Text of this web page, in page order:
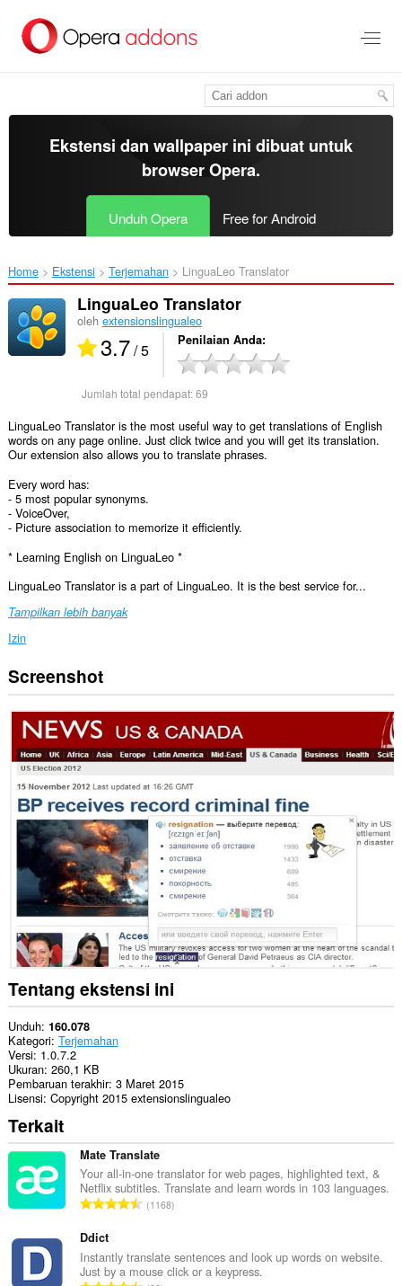
konten
Ekstensi dan wallpaper ini dibuat untuk
browser Opera.
Unduh Opera Free for Android
Home Ekstensi Terjemahan LinguaLeo Translator‎
LinguaLeo Translator
oleh extensionslingualeo
3.7/ 5 Penilaian Anda
Jumlah total pendapat:69
LinguaLeo Translator is the most useful way to get translations of English
words on any page online. Just click twice and you will get its translation.
Our extension also allows you to translate phrases.
Every word has:
- 5 most popular synonyms.
- VoiceOver,
- Picture association to memorize it efficiently.
* Learning English on LinguaLeo *
LinguaLeo Translator is a part of LinguaLeo. It is the best service for...
Tampilkan lebih banyak
Izin
Ekstensi
ini
mengakses
data
Anda
di
semua
website.
This
extension
can
create
notifications
and
display
them
to
you
the
system
tray.
Ekstensi
ini
bisa
mengakses
tab
dan
aktivitas
browsing
Anda.
Screenshot
Tentang ekstensi ini
Unduh 160.078
Kategori Terjemahan
Versi 1.0.7.2
Ukuran 260,1 KB
Pembaruan terakhir 3 Maret 2015
Lisensi Copyright 2015 extensionslingualeo
Terkait
Mate Translate
Your all-in-one translator for web pages, highlighted text, &
Netflix subtitles. Translate and learn words in 103 languages.
J
l
a
1168
Ddict
Instantly translate sentences and look up words on website.
Just by a mouse click or a keypress.